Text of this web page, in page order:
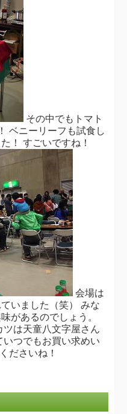
その中でもトマト
ベニーリーフも試食し
！ すごいですね！
会場は
いました（笑） みな
があるのでしょう。
は天童八文字屋さん
つでもお買い求めい
ださいね！